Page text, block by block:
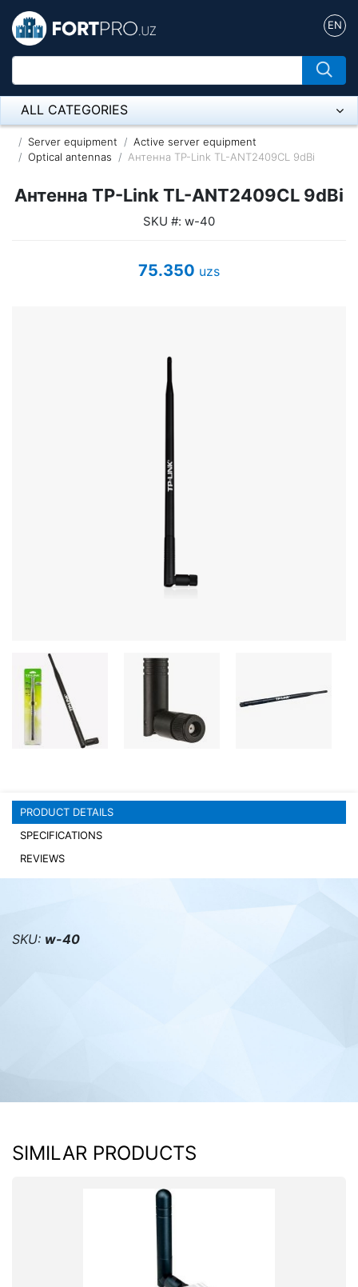
EN
ALL CATEGORIES
Микрофон
Video surveillance
PC
PC components
Server equipment
Active server equipment
Optical antennas
Антенна TP-Link TL-ANT2409CL 9dBi
Антенна TP-Link TL-ANT2409CL 9dBi
SKU #: w-40
75.350 uzs
PRODUCT DETAILS
SPECIFICATIONS
REVIEWS
SKU: w-40
SIMILAR PRODUCTS